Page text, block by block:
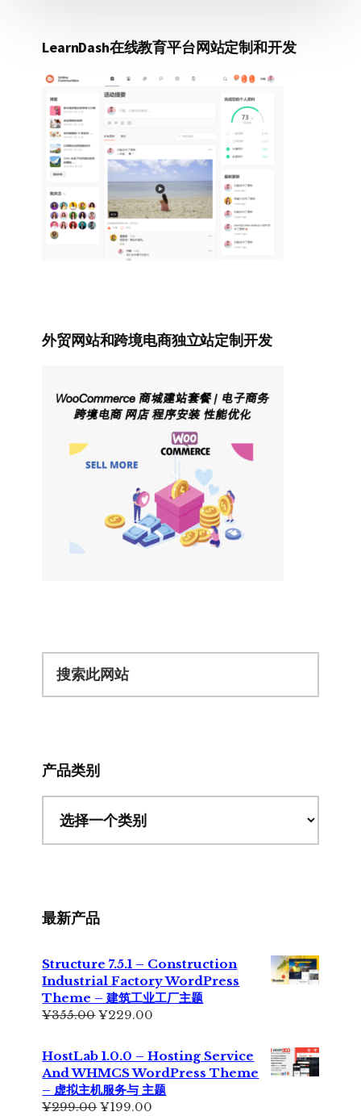
LearnDash在线教育平台网站定制和开发
外贸网站和跨境电商独立站定制开发
产品类别
最新产品
Structure 7.5.1 – Construction
Industrial Factory WordPress
Theme – 建筑工业工厂主题
¥355.00原
为：
¥355.00。
¥229.00
价
格
为：
¥229.00。
HostLab 1.0.0 – Hosting Service
And WHMCS WordPress Theme
– 虚拟主机服务与 主题
¥299.00原
¥199.00